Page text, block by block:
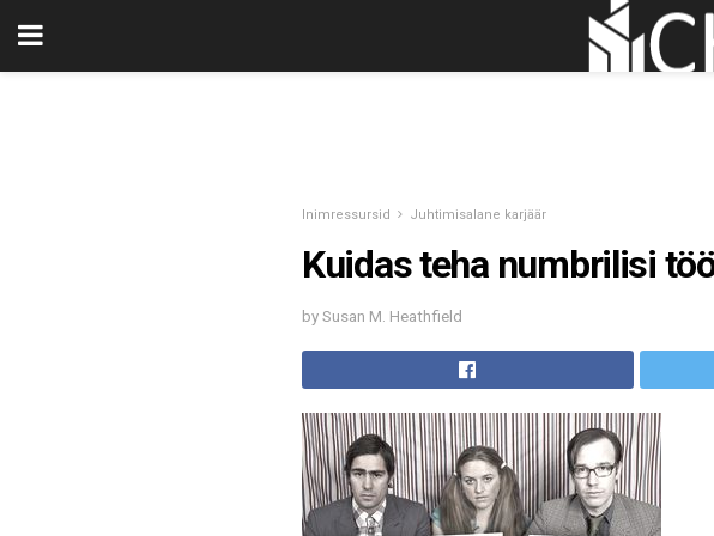
Inimressursid Juhtimisalane karjäär
Kuidas teha numbrilisi
by Susan M. Heathfield